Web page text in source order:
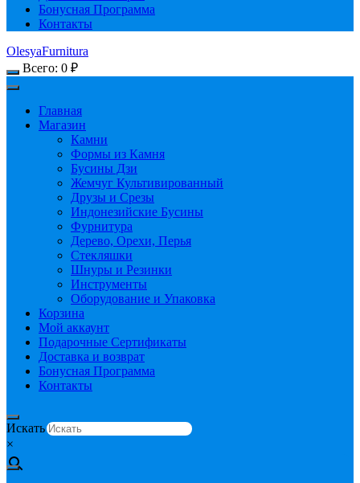
Бонусная Программа
Контакты
OlesyaFurnitura
Всего: 0 ₽
Главная
Магазин
Камни
Формы из Камня
Бусины Дзи
Жемчуг Культивированный
Друзы и Срезы
Индонезийские Бусины
Фурнитура
Дерево, Орехи, Перья
Стекляшки
Шнуры и Резинки
Инструменты
Оборудование и Упаковка
Корзина
Мой аккаунт
Подарочные Сертификаты
Доставка и возврат
Бонусная Программа
Контакты
Искать
×